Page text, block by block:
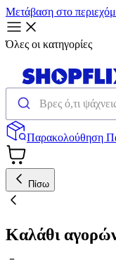
Μετάβαση στο
Όλες οι κατηγορίες
Παρακολούθηση
Πίσω
Καλάθι